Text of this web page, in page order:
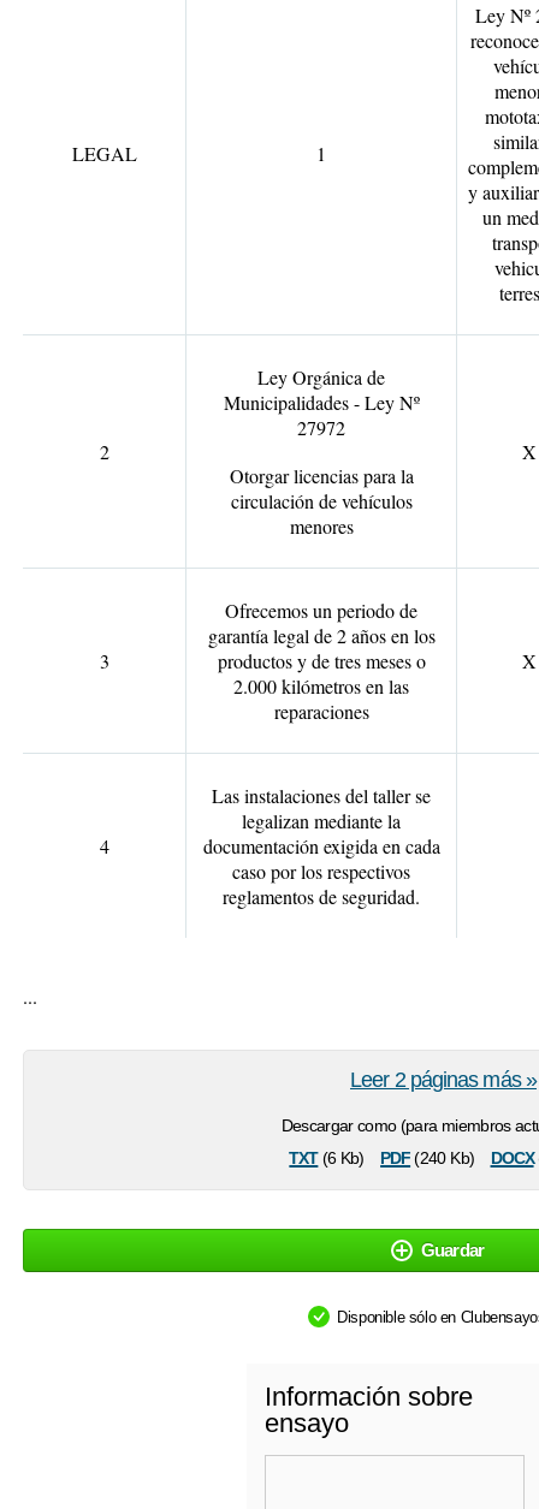
LEGAL 1
Ley Nº
y
un
2
Ley Orgánica de
Municipalidades - Ley Nº
27972
Otorgar licencias para la
circulación de vehículos
menores
X
3
Ofrecemos un periodo de
garantía legal de 2 años en los
productos y de tres meses o
2.000 kilómetros en las
reparaciones
X
4
Las instalaciones del taller se
legalizan mediante la
documentación exigida en cada
caso por los respectivos
reglamentos de seguridad.
...
Descargar como (para miembros
txt(6 Kb) pdf(240 Kb) docx
Leer 2 páginas más »
Guardar
Disponible sólo en
Información sobre
ensayo